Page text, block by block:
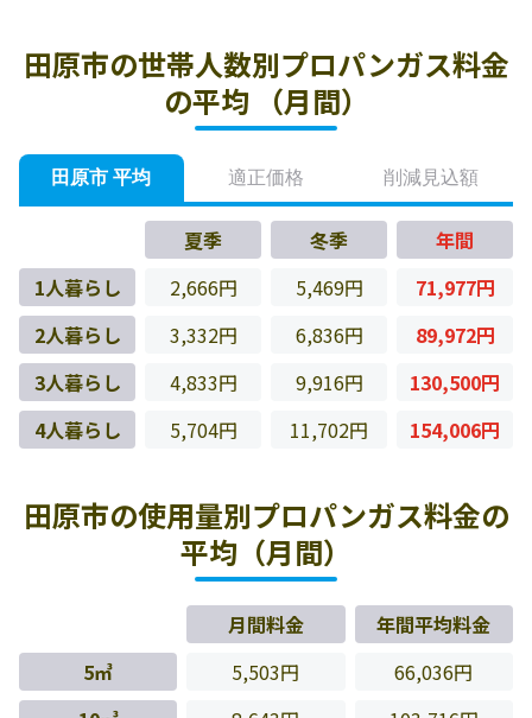
田原市の世帯人数別プロパンガス料金
の平均 （月間）
田原市 平均 適正価格 削減見込額
夏季 冬季
年間
1人暮らし
2,666円 5,469円
71,977円
2人暮らし
3,332円 6,836円
89,972円
3人暮らし
4,833円 9,916円
130,500円
4人暮らし
5,704円 11,702円 154,006円
田原市の使用量別プロパンガス料金の
平均（月間）
月間料金
年間平均料金
5㎥
5,503円
66,036円